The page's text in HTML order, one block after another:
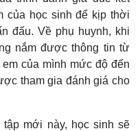
của học sinh để kịp thời
đấu. Về phụ huynh, khi
nắm được thông tin từ
của mình mức độ đến
tham gia đánh giá cho
mới này, học sinh sẽ